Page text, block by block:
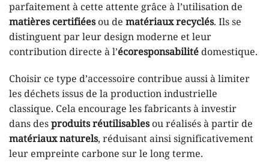
parfaitement à cette attente grâce à l’utilisation de
matières certifiéesou de matériaux recyclés. Ils se
distinguent par leur design moderne et leur
contribution directe à l’écoresponsabilitédomestique.
Choisir ce type d’accessoire contribue aussi à limiter
les déchets issus de la production industrielle
classique. Cela encourage les fabricants à investir
dans desproduits réutilisablesou réalisés à partir de
matériaux naturels, réduisant ainsi significativement
leur empreinte carbone sur le long terme.